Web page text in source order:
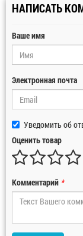
НАПИСАТЬ
Ваше имя
Электронная почта
Уведомить об
Оценить товар
Комментарий *